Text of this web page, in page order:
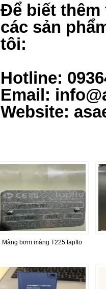
Để biết thêm
các sản
tôi:
Hotline:
Email:
Website:
Màng bơm màng T225 tapflo